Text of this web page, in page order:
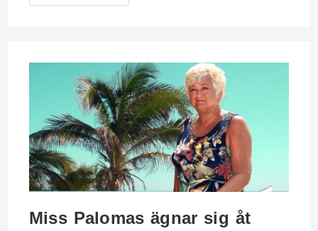
Miss Palomas ägnar sig åt